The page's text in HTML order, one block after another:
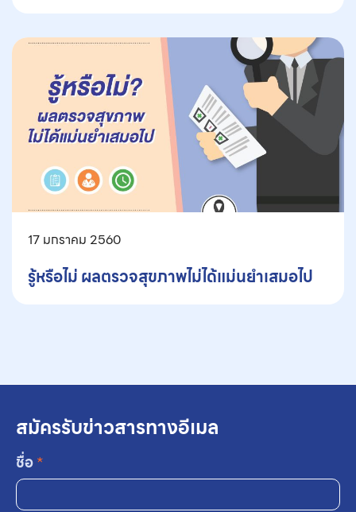
17 มกราคม 2560
รู้หรือไม่ ผลตรวจสุขภาพไม่ได้แม่นยำเสมอไป
สมัครรับข่าวสารทางอีเมล
ชื่อ*